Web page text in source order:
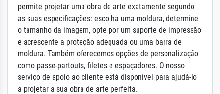
permite projetar uma obra de arte exatamente segundo
as suas especificações: escolha uma moldura, determine
o tamanho da imagem, opte por um suporte de impressão
e acrescente a proteção adequada ou uma barra de
moldura. Também oferecemos opções de personalização
como passe-partouts, filetes e espaçadores. O nosso
serviço de apoio ao cliente está disponível para ajudá-lo
a projetar a sua obra de arte perfeita.